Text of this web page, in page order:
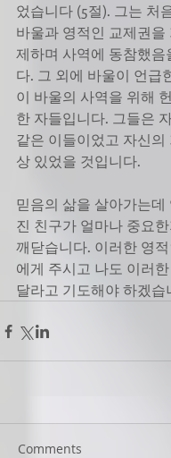
었습니다 (5절). 그는 처
바울과 영적인 교제권을
제하며 사역에 동참했음
다. 그 외에 바울이 언급
이 바울의 사역을 위해
한 자들입니다. 그들은
같은 이들이었고 자신의
상 있었을 것입니다.
믿음의 삶을 살아가는데
진 친구가 얼마나 중요
깨닫습니다. 이러한 영
에게 주시고 나도 이러
달라고 기도해야 하겠습
Comments